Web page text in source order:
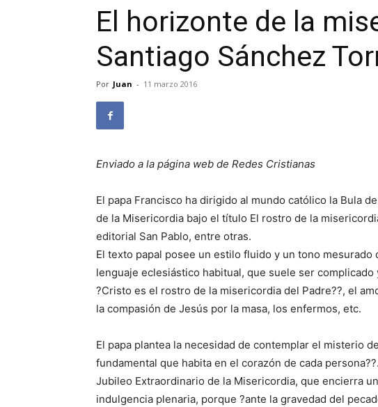
El horizonte de la
Santiago Sánchez
Por Juan - 11 marzo 2016
Enviado a la página web de Redes Cristianas
El papa Francisco ha dirigido al mundo católico la Bula
de la Misericordia bajo el título El rostro de la
editorial San Pablo, entre otras.
El texto papal posee un estilo fluido y un tono
lenguaje eclesiástico habitual, que suele ser
?Cristo es el rostro de la misericordia del Padre??, el
la compasión de Jesús por la masa, los enfermos, etc.
El papa plantea la necesidad de contemplar el misterio
fundamental que habita en el corazón de cada
Jubileo Extraordinario de la Misericordia, que encierra
indulgencia plenaria, porque ?ante la gravedad del